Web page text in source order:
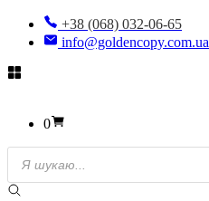
+38 (068) 032-06-65
info@goldencopy.com.ua
0
Пошук
товарів